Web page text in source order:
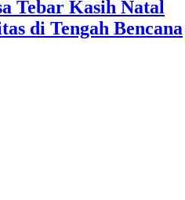
Tebar Kasih Natal
di Tengah Bencana